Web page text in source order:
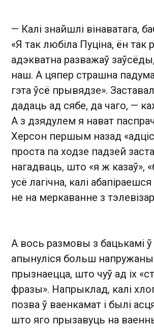
— Калі знайшлі вінаватага,
«Я так любіла Пуціна, ён так
адэкватна разважаў
наш. А цяпер страшна
гэта ўсё прывядзе».
дадаць ад сябе, да чаго, —
А з дзядулем я нават
Херсон першым назад
проста па ходзе падзей
нагадваць, што «я ж казаў»,
усё лагічна, калі
не на меркаванне з
А вось размовы з бацькамі
апынуліся больш
прызнаецца, што чуў ад іх
фразы». Напрыклад, калі
позва ў ваенкамат і былі
што яго прызавуць на